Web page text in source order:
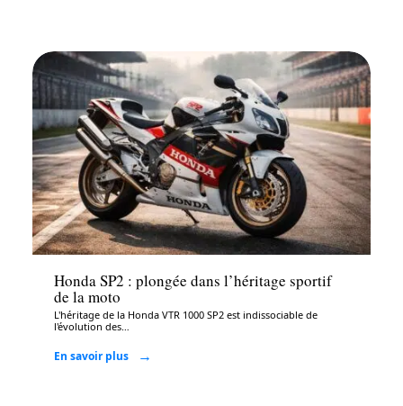
Auto
Honda SP2 : plongée dans l’héritage sportif
de la moto
L'héritage de la Honda VTR 1000 SP2 est indissociable de
l'évolution des
En savoir plus